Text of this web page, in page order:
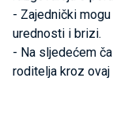
- Zajednički
urednosti i brizi.
- Na sljedećem
roditelja kroz ovaj